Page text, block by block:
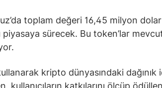
toplam değeri 16,45 milyon
piyasaya sürecek. Bu token’lar
kripto dünyasındaki dağınık
kullanıcıların katkılarını ölçüp